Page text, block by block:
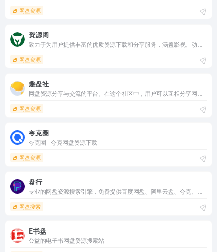
网盘资源
资源阁
网盘资源
趣盘社
网盘资源
夸克圈
夸克圈 - 夸克网盘资源下载
网盘资源
盘行
网盘搜索
E书盘
公益的电子书网盘资源搜索站